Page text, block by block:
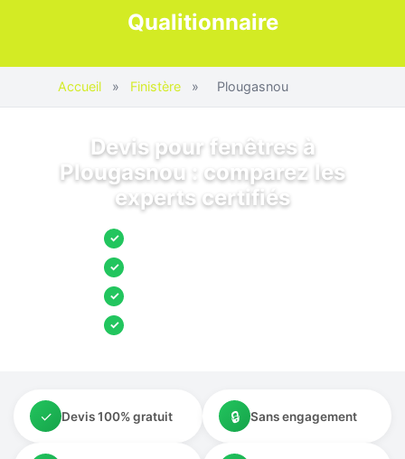
Qualitionnaire
Accueil » Finistère » Plougasnou
Devis pour fenêtres à
Plougasnou : comparez les
experts certifiés
✓
✓
✓
✓
✓ Devis 100% gratuit 🔒 Sans engagement